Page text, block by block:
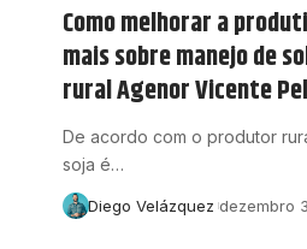
Como melhorar a
mais sobre manejo de
rural Agenor Vicente
De acordo com o produtor
soja é…
Diego Velázquez dezembro